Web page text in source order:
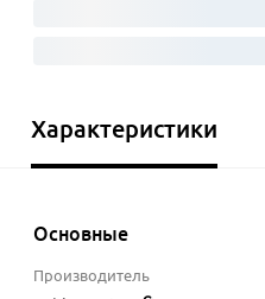
Характеристики
Основные
Производитель